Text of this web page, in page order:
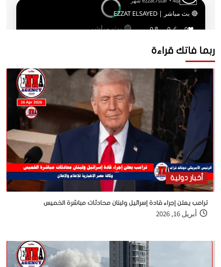
ربما فاتك قراءة
أخبار دولية
ترامب يعلن إجراء قادة إسرائيل ولبنان محادثات مباشرة الخميس
أبريل 16, 2026